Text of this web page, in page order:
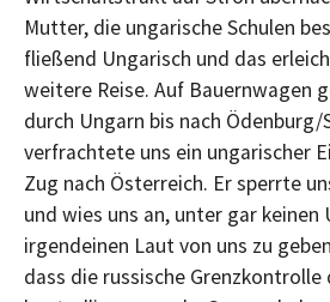
Mutter, die ungarische Schulen
fließend Ungarisch und das
weitere Reise. Auf Bauernwagen
durch Ungarn bis nach
verfrachtete uns ein ungarischer
Zug nach Österreich. Er sperrte
und wies uns an, unter gar keinen
irgendeinen Laut von uns zu
dass die russische